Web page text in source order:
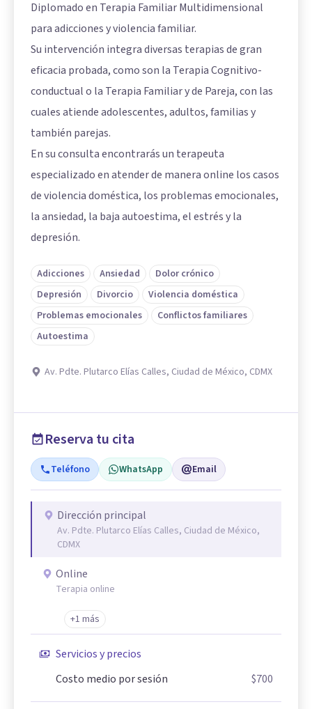
Diplomado en Terapia Familiar Multidimensional
para adicciones y violencia familiar.
Su intervención integra diversas terapias de gran
eficacia probada, como son la Terapia Cognitivo-
conductual o la Terapia Familiar y de Pareja, con las
cuales atiende adolescentes, adultos, familias y
también parejas.
En su consulta encontrarás un terapeuta
especializado en atender de manera online los casos
de violencia doméstica, los problemas emocionales,
la ansiedad, la baja autoestima, el estrés y la
depresión.
Adicciones Ansiedad
Dolor crónico
Depresión
Divorcio
Violencia doméstica
Problemas emocionales
Conflictos familiares
Autoestima
Av. Pdte. Plutarco Elías Calles, Ciudad de México, CDMX
Reserva tu cita
Teléfono WhatsApp Email
Dirección principal
Av. Pdte. Plutarco Elías Calles, Ciudad de México,
CDMX
Online
Terapia online
+1 más
Servicios y precios
Costo medio por sesión
$700